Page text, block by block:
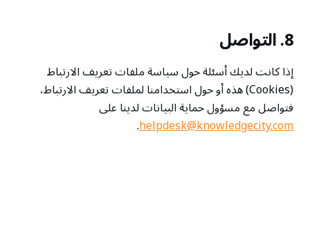
8. التواصل
إذا كانت لديك أسئلة حول سياسة ملفات تعريف الارتباط
(Cookies) هذه أو حول استخدامنا لملفات تعريف الارتباط،
فتواصل مع مسؤول حماية البيانات لدينا على
helpdesk@knowledgecity.com
.